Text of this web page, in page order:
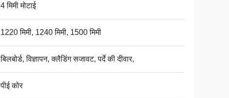
4 मिमी मोटाई
1220 मिमी, 1240 मिमी, 1500 मिमी
बिलबोर्ड, विज्ञापन, क्लैडिंग सजावट, पर्दे की दीवार,
पीई कोर